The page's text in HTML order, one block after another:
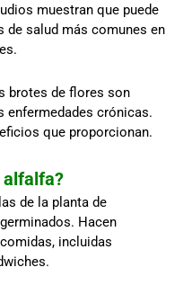
muestran que puede
salud más comunes en
brotes de flores son
enfermedades crónicas.
que proporcionan.
alfalfa?
de la planta de
Hacen
incluidas